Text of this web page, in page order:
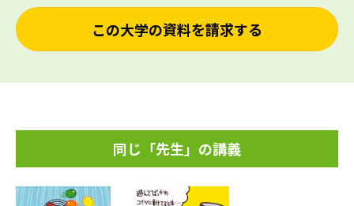
この大学の資料を請求する
同じ「先生」の講義